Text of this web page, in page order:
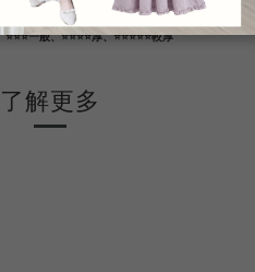
一般、⭐️⭐️⭐️⭐️厚、⭐️⭐️⭐️⭐️⭐️較厚
了解更多